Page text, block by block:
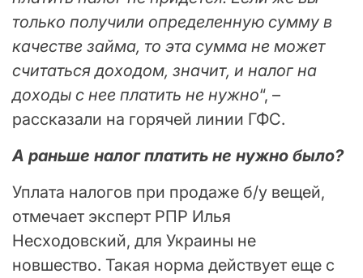
только получили определенную сумму в
качестве займа, то эта сумма не может
считаться доходом, значит, и налог на
доходы с нее платить не нужно“, –
рассказали на горячей линии ГФС.
А раньше налог платить не нужно было?
Уплата налогов при продаже б/у вещей,
отмечает эксперт РПР Илья
Несходовский, для Украины не
новшество. Такая норма действует еще с